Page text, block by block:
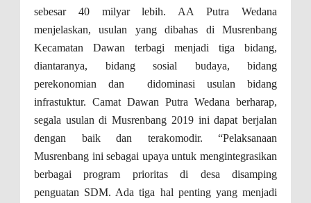
sebesar 40 milyar lebih. AA Putra Wedana
menjelaskan, usulan yang dibahas di Musrenbang
Kecamatan Dawan terbagi menjadi tiga bidang,
diantaranya, bidang sosial budaya, bidang
perekonomian dan didominasi usulan bidang
infrastuktur. Camat Dawan Putra Wedana berharap,
segala usulan di Musrenbang 2019 ini dapat berjalan
dengan baik dan terakomodir. “Pelaksanaan
Musrenbang ini sebagai upaya untuk mengintegrasikan
berbagai program prioritas di desa disamping
penguatan SDM. Ada tiga hal penting yang menjadi